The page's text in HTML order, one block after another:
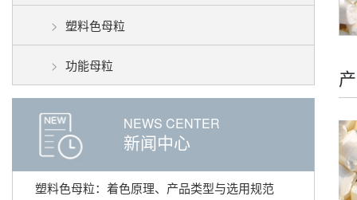
塑料色母粒
功能母粒
NEWS CENTER
新闻中心
塑料色母粒：着色原理、产品类型与选用规范